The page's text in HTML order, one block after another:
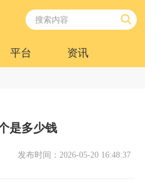
平台 资讯
是多少钱
发布时间：2026-05-20 16:48:37